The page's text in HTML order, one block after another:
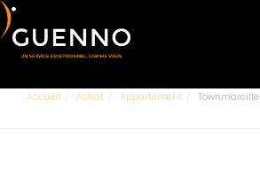
Accueil Achat Appartement